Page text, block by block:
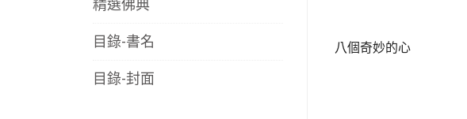
八個奇妙的心
目錄-書名
目錄-封面